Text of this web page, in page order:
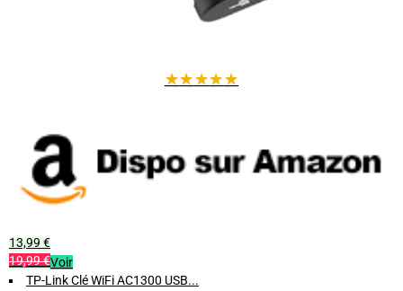
★★★★★
13,99 €
19,99 €Voir
TP-Link Clé WiFi AC1300 USB...